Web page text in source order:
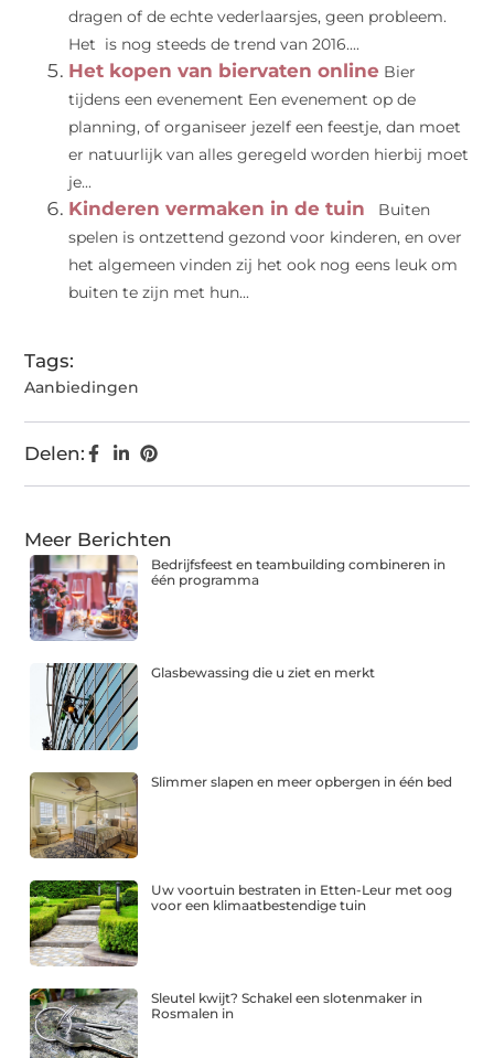
dragen of de echte vederlaarsjes, geen probleem.
Het is nog steeds de trend van 2016....
Het kopen van biervaten online Bier
tijdens een evenement Een evenement op de
planning, of organiseer jezelf een feestje, dan moet
er natuurlijk van alles geregeld worden hierbij moet
je...
Kinderen vermaken in de tuin
Buiten
spelen is ontzettend gezond voor kinderen, en over
het algemeen vinden zij het ook nog eens leuk om
buiten te zijn met hun...
Tags:
Aanbiedingen
Delen:
Meer Berichten
Bedrijfsfeest en teambuilding combineren in
één programma
Glasbewassing die u ziet en merkt
Slimmer slapen en meer opbergen in één bed
Uw voortuin bestraten in Etten-Leur met oog
voor een klimaatbestendige tuin
Sleutel kwijt? Schakel een slotenmaker in
Rosmalen in